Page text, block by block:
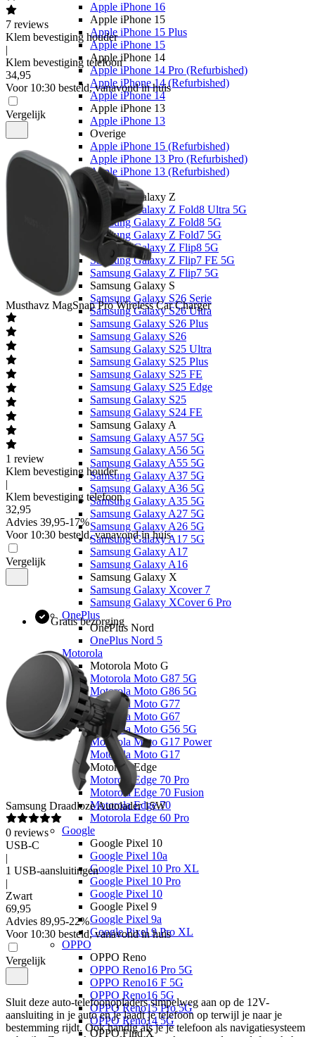
Apple iPhone 16
Apple iPhone 15
Apple iPhone 15 Plus
Apple iPhone 15
Apple iPhone 14
Apple iPhone 14 Pro (Refurbished)
Apple iPhone 14 (Refurbished)
Apple iPhone 14
Apple iPhone 13
Apple iPhone 13
Overige
Apple iPhone 15 (Refurbished)
Apple iPhone 13 Pro (Refurbished)
Apple iPhone 13 (Refurbished)
Samsung
Samsung Galaxy Z
Samsung Galaxy Z Fold8 Ultra 5G
Samsung Galaxy Z Fold8 5G
Samsung Galaxy Z Fold7 5G
Samsung Galaxy Z Flip8 5G
Samsung Galaxy Z Flip7 FE 5G
Samsung Galaxy Z Flip7 5G
Samsung Galaxy S
Samsung Galaxy S26 Serie
Samsung Galaxy S26 Ultra
Samsung Galaxy S26 Plus
Samsung Galaxy S26
Samsung Galaxy S25 Ultra
Samsung Galaxy S25 Plus
Samsung Galaxy S25 FE
Samsung Galaxy S25 Edge
Samsung Galaxy S25
Samsung Galaxy S24 FE
Samsung Galaxy A
Samsung Galaxy A57 5G
Samsung Galaxy A56 5G
Samsung Galaxy A55 5G
Samsung Galaxy A37 5G
Samsung Galaxy A36 5G
Samsung Galaxy A35 5G
Samsung Galaxy A27 5G
Samsung Galaxy A26 5G
Samsung Galaxy A17 5G
Samsung Galaxy A17
Samsung Galaxy A16
Samsung Galaxy X
Samsung Galaxy Xcover 7
Samsung Galaxy XCover 6 Pro
OnePlus
OnePlus Nord
OnePlus Nord 5
Motorola
Motorola Moto G
Motorola Moto G87 5G
Motorola Moto G86 5G
Motorola Moto G77
Motorola Moto G67
Motorola Moto G56 5G
Motorola Moto G17 Power
Motorola Moto G17
Motorola Edge
Motorola Edge 70 Pro
Motorola Edge 70 Fusion
Motorola Edge 70
Motorola Edge 60 Pro
Google
Google Pixel 10
Google Pixel 10a
Google Pixel 10 Pro XL
Google Pixel 10 Pro
Google Pixel 10
Google Pixel 9
Google Pixel 9a
Google Pixel 9 Pro XL
OPPO
OPPO Reno
OPPO Reno16 Pro 5G
OPPO Reno16 F 5G
OPPO Reno16 5G
OPPO Reno15 Pro 5G
OPPO Reno14 5G
OPPO Find X
7 reviews
Klem bevestiging houder
|
Klem bevestiging telefoon
34,95
Voor 10:30 besteld, vanavond in huis
Vergelijk
Musthavz MagSnap Pro Wireless Car Charger
1 review
Klem bevestiging houder
|
Klem bevestiging telefoon
32,95
Advies 39,95-17%
Voor 10:30 besteld, vanavond in huis
Vergelijk
Gratis bezorging
Samsung Draadloze Autolader 15W
0 reviews
USB-C
|
1 USB-aansluitingen
|
Zwart
69,95
Advies 89,95-22%
Voor 10:30 besteld, vanavond in huis
Vergelijk
Sluit deze auto-telefoonopladers simpelweg aan op de 12V-
aansluiting in je auto en je laadt je telefoon op terwijl je naar je
bestemming rijdt. Ook handig als je je telefoon als navigatiesysteem